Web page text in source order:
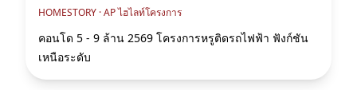
HOMESTORY ·AP ไฮไลท์โครงการ
คอนโด 5 - 9 ล้าน 2569 โครงการหรูติดรถไฟฟ้า ฟังก์ชัน
เหนือระดับ